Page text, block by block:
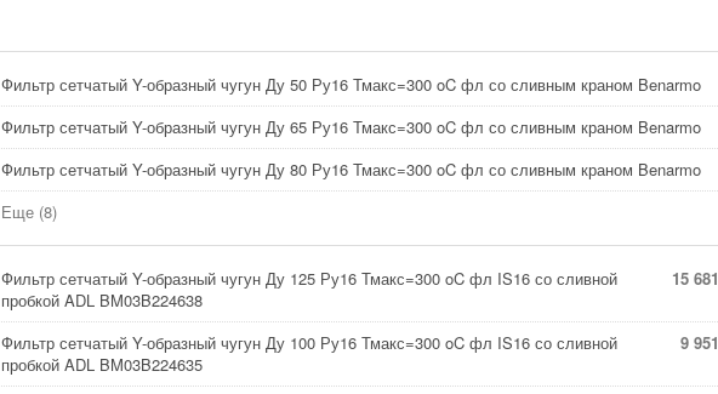
Фильтр сетчатый Y-образный чугун Ду 50 Ру16 Тмакс=300 oC фл со сливным краном Benarmo
Фильтр сетчатый Y-образный чугун Ду 65 Ру16 Тмакс=300 oC фл со сливным краном Benarmo
Фильтр сетчатый Y-образный чугун Ду 80 Ру16 Тмакс=300 oC фл со сливным краном Benarmo
Еще (8)
Фильтр сетчатый Y-образный чугун Ду 125 Ру16 Тмакс=300 oC фл IS16 со сливной
пробкой ADL BM03B224638
15 681
Фильтр сетчатый Y-образный чугун Ду 100 Ру16 Тмакс=300 oC фл IS16 со сливной
пробкой ADL BM03B224635
9 951